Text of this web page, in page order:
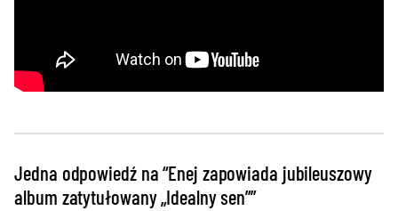
Jedna odpowiedź na “Enej zapowiada jubileuszowy
album zatytułowany „Idealny sen””